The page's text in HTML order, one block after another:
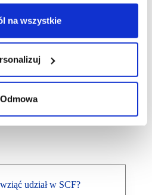
na wszystkie
Odmowa
udział w SCF?